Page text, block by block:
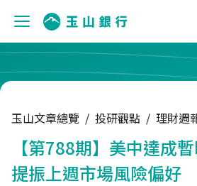
玉山文章總覽 / 投研觀點 / 理財週
【第788期】美中達成
提振上週市場風險偏好